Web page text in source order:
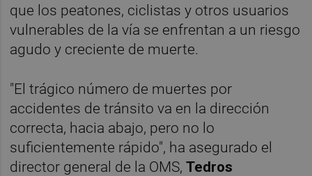
que los peatones, ciclistas y otros usuarios
vulnerables de la vía se enfrentan a un riesgo
agudo y creciente de muerte.
"El trágico número de muertes por
accidentes de tránsito va en la dirección
correcta, hacia abajo, pero no lo
suficientemente rápido", ha asegurado el
director general de la OMS,Tedros